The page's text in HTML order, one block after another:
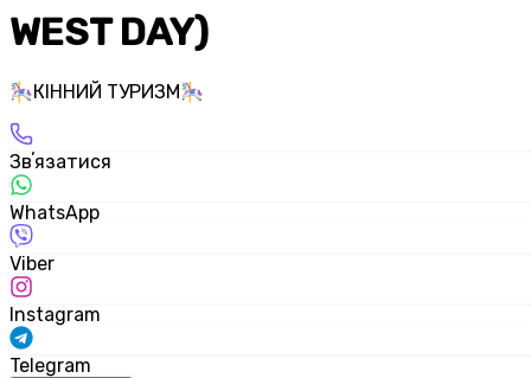
WEST DAY)
🎠КІННИЙ ТУРИЗМ🎠
Звʼязатися
WhatsApp
Viber
Instagram
Telegram